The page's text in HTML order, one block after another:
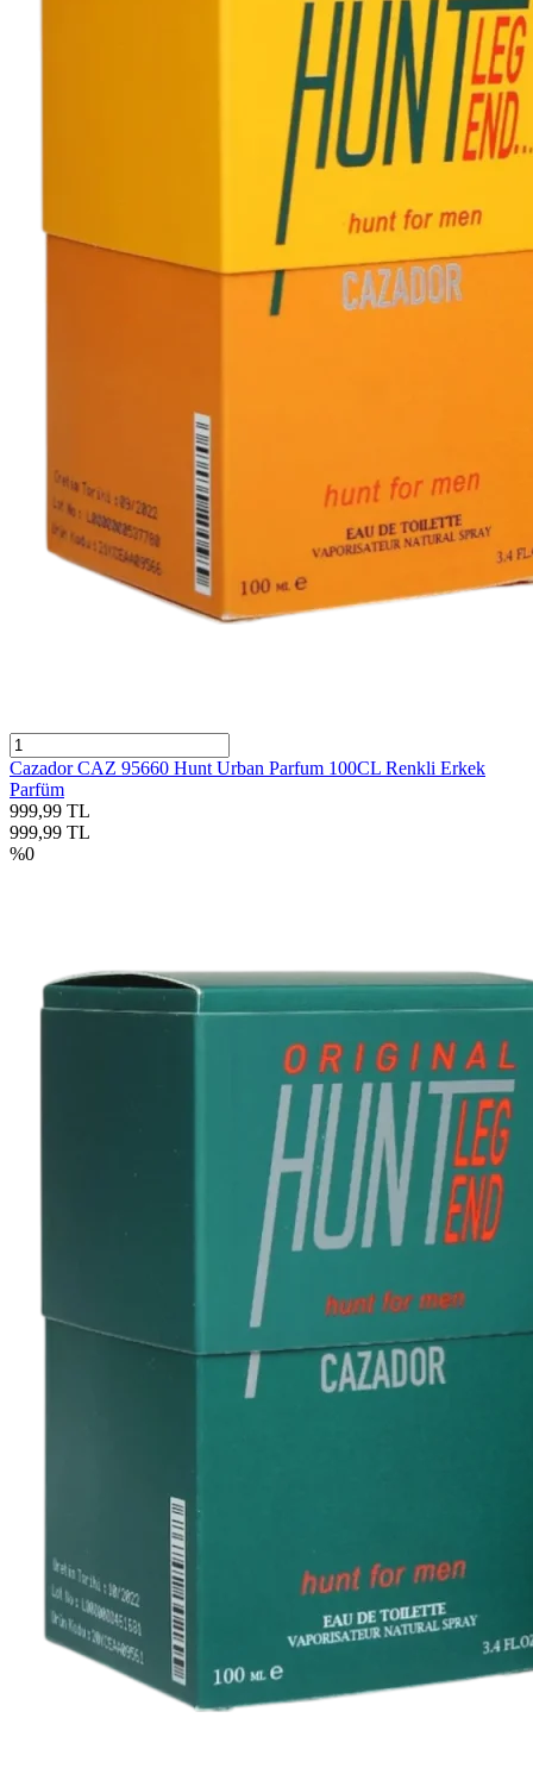
Cazador CAZ 95660 Hunt Urban Parfum 100CL Renkli Erkek
Parfüm
999,99 TL
999,99 TL
%0